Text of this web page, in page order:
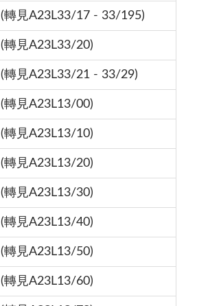
(轉見A23L33/17 - 33/195)
(轉見A23L33/20)
(轉見A23L33/21 - 33/29)
(轉見A23L13/00)
(轉見A23L13/10)
(轉見A23L13/20)
(轉見A23L13/30)
(轉見A23L13/40)
(轉見A23L13/50)
(轉見A23L13/60)